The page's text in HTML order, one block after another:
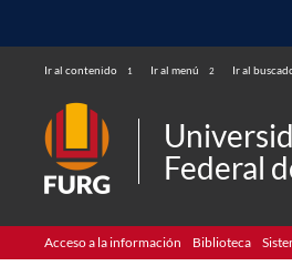
Ir al contenido 1 Ir al menú 2 Ir al
Federal
Acceso a la información Biblioteca